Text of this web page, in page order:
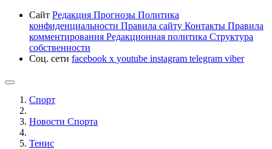
Сайт Редакция Прогнозы Политика
конфиденциальности Правила сайту Контакты Правила
комментирования Редакционная политика Структура
собственности
Соц. сети facebook x youtube instagram telegram viber
Спорт
Новости Cпорта
Тенис